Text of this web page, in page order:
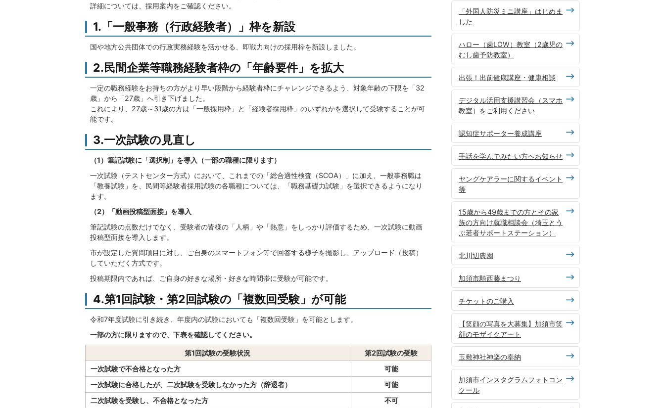
詳細については、採用案内をご確認ください。
1.「一般事務（行政経験者）」枠を新設
国や地方公共団体での行政実務経験を活かせる、即戦力向けの採用枠を新設しました。
2.民間企業等職務経験者枠の「年齢要件」を拡大
一定の職務経験をお持ちの方がより早い段階から経験者枠にチャレンジできるよう、対象年齢の下限を「32
歳」から「27歳」へ引き下げました。
これにより、27歳～31歳の方は「一般採用枠」と「経験者採用枠」のいずれかを選択して受験することが可
能です。
3.一次試験の見直し
（1）筆記試験に「選択制」を導入（一部の職種に限ります）
一次試験（テストセンター方式）において、これまでの「総合適性検査（SCOA）」に加え、一般事務職は
「教養試験」を、民間等経験者採用試験の各職種については、「職務基礎力試験」を選択できるようになり
ます。
（2）「動画投稿型面接」を導入
筆記試験の点数だけでなく、受験者の皆様の「人柄」や「熱意」をしっかり評価するため、一次試験に動画
投稿型面接を導入します。
市が設定した質問項目に対し、ご自身のスマートフォン等で回答する様子を撮影し、アップロード（投稿）
していただく方式です。
投稿期限内であれば、ご自身の好きな場所・好きな時間帯に受験が可能です。
4.第1回試験・第2回試験の「複数回受験」が可能
令和7年度試験に引き続き、年度内の試験においても「複数回受験」を可能とします。
一部の方に限りますので、下表を確認してください。
第1回試験の受験状況
第2回試験の受験
一次試験で不合格となった方
可能
一次試験に合格したが、二次試験を受験しなかった方（辞退者）
可能
二次試験を受験し、不合格となった方
不可
「外国人防災ミニ講座」はじめま
した
ハロー（歯LOW）教室（2歳児の
むし歯予防教室）
出張！出前健康講座・健康相談
デジタル活用支援講習会（スマホ
教室）をご利用ください
認知症サポーター養成講座
手話を学んでみたい方へお知らせ
ヤングケアラーに関するイベント
等
15歳から49歳までの方とその家
族の方向け就職相談会（埼玉とう
ぶ若者サポートステーション）
北川辺農園
加須市騎西藤まつり
チケットのご購入
【笑顔の写真を大募集】加須市笑
顔のモザイクアート
玉敷神社神楽の奉納
加須市インスタグラムフォトコン
クール